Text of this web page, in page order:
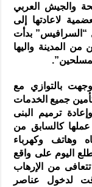
والجيش العربي
لاعادتها إلى
“السرافيس” بدأت
من المدينة واليها
بالتوازي مع
جميع الخدمات
ترميم البنى
كالسابق من
وهاتف وكهرباء
اليوم على واقع
من الإرهاب
لدخول عناصر